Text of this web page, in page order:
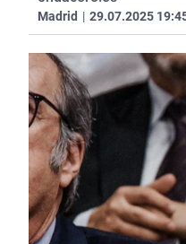
Madrid | 29.07.2025